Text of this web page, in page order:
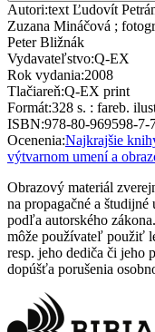
Autori:text Ľudovít
Zuzana Mináčová ;
Peter Bližnák
Vydavateľstvo:Q-EX
Rok vydania:2008
Tlačiareň:Q-EX print
Formát:328 s. : fareb.
ISBN:978-80-969598-7-
Ocenenia:Najkrajšie
výtvarnom umení a
Obrazový materiál
na propagačné a
podľa autorského
môže používateľ použiť
resp. jeho dediča či jeho
dopúšťa porušenia